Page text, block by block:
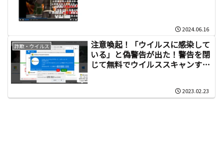
2024.06.16
詐欺・ウイルス
注意喚起！「ウイルスに感染して
いる」と偽警告が出た！警告を閉
じて無料でウイルススキャンする
2023.02.23